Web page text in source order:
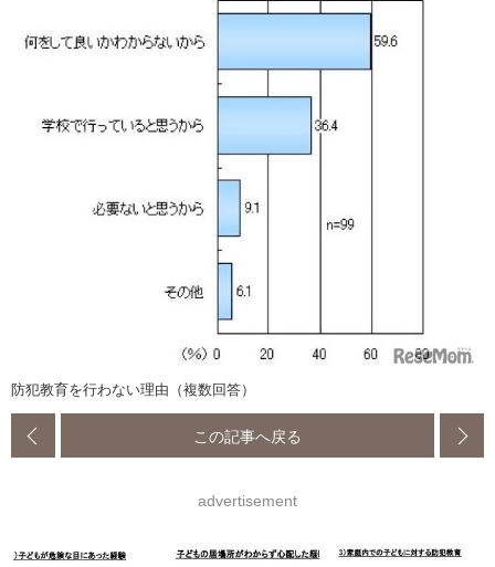
防犯教育を行わない理由（複数回答）
この記事へ戻る
advertisement